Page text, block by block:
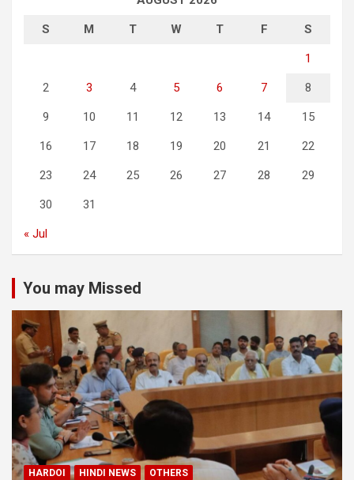
S M T W T F S
1
2 3 4 5 6 7 8
9 10 11 12 13 14 15
16 17 18 19 20 21 22
23 24 25 26 27 28 29
30 31
« Jul
You may Missed
HARDOI HINDI NEWS
OTHERS